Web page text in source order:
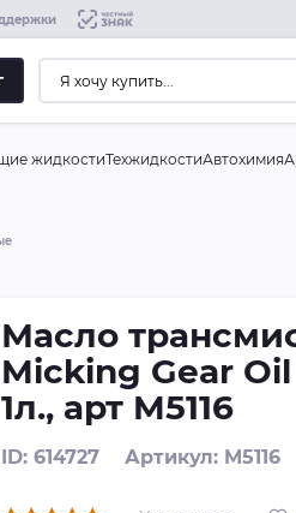
жидкостиТехжидкостиАвтохимия
Масло
Micking Gear
1л., арт M5116
ID: 614727 Артикул: M5116